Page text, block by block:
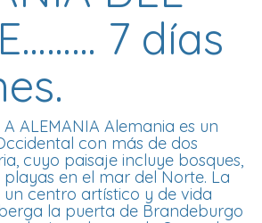
7 días
ALEMANIA Alemania es un
con más de dos
cuyo paisaje incluye bosques,
playas en el mar del Norte. La
un centro artístico y de vida
la puerta de Brandeburgo